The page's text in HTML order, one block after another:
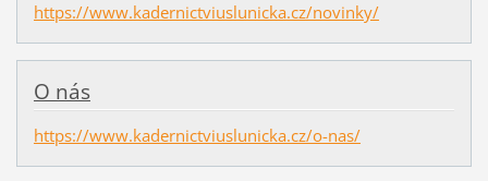
https://www.kadernictviuslunicka.cz/novinky/
O nás
https://www.kadernictviuslunicka.cz/o-nas/